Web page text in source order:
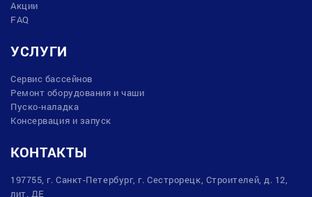
Акции
FAQ
УСЛУГИ
Сервис бассейнов
Ремонт оборудования и чаши
Пуско-наладка
Консервация и запуск
КОНТАКТЫ
197755, г. Санкт-Петербург, г. Сестрорецк, Строителей, д. 12,
лит. ДЕ